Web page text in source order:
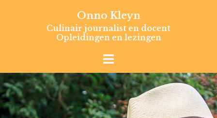
Onno Kleyn
Culinair journalist en docent
Opleidingen en lezingen